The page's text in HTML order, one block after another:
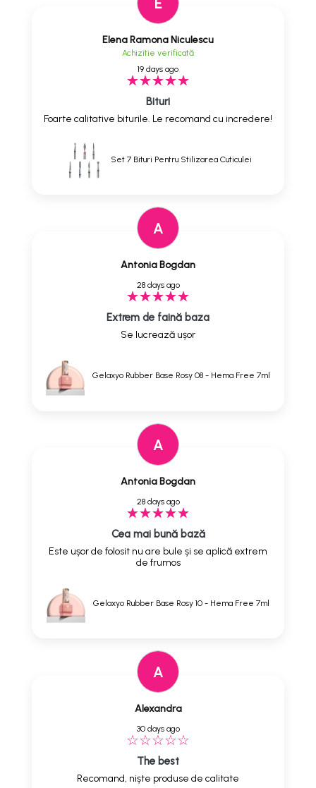
E
Elena Ramona Niculescu
Achizitie verificată
19 days ago
Bituri
Foarte calitative biturile. Le recomand cu incredere!
Set 7 Bituri Pentru Stilizarea Cuticulei
A
Antonia Bogdan
28 days ago
Extrem de faină baza
Se lucrează ușor
Gelaxyo Rubber Base Rosy 08 - Hema Free 7ml
A
Antonia Bogdan
28 days ago
Cea mai bună bază
Este ușor de folosit nu are bule și se aplică extrem
de frumos
Gelaxyo Rubber Base Rosy 10 - Hema Free 7ml
A
Alexandra
30 days ago
The best
Recomand, niște produse de calitate